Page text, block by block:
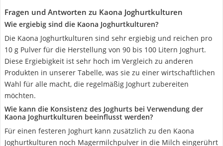
Fragen und Antworten zu Kaona Joghurtkulturen
Wie ergiebig sind die Kaona Joghurtkulturen?
Die Kaona Joghurtkulturen sind sehr ergiebig und reichen pro
10 g Pulver für die Herstellung von 90 bis 100 Litern Joghurt.
Diese Ergiebigkeit ist sehr hoch im Vergleich zu anderen
Produkten in unserer Tabelle, was sie zu einer wirtschaftlichen
Wahl für alle macht, die regelmäßig Joghurt zubereiten
möchten.
Wie kann die Konsistenz des Joghurts bei Verwendung der
Kaona Joghurtkulturen beeinflusst werden?
Für einen festeren Joghurt kann zusätzlich zu den Kaona
Joghurtkulturen noch Magermilchpulver in die Milch eingerührt